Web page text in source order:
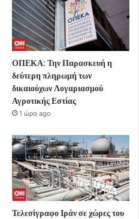
ΟΠΕΚΑ: Την Παρασκευή η
δεύτερη πληρωμή των
δικαιούχων Λογαριασμού
Αγροτικής Εστίας
1 ώρα ago
Τελεσίγραφο Ιράν σε χώρες του